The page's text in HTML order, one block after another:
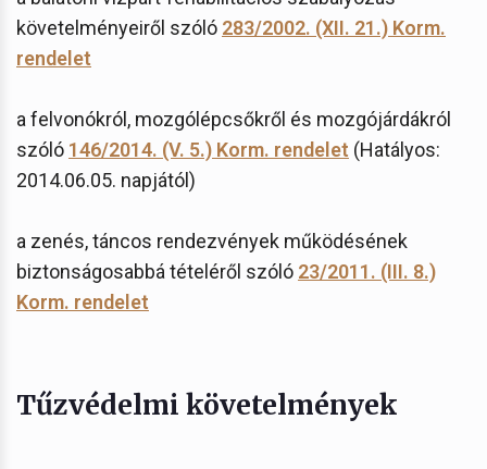
követelményeiről szóló 283/2002. (XII. 21.) Korm.
rendelet
a felvonókról, mozgólépcsőkről és mozgójárdákról
szóló 146/2014. (V. 5.) Korm. rendelet (Hatályos:
2014.06.05. napjától)
a zenés, táncos rendezvények működésének
biztonságosabbá tételéről szóló 23/2011. (III. 8.)
Korm. rendelet
Tűzvédelmi követelmények